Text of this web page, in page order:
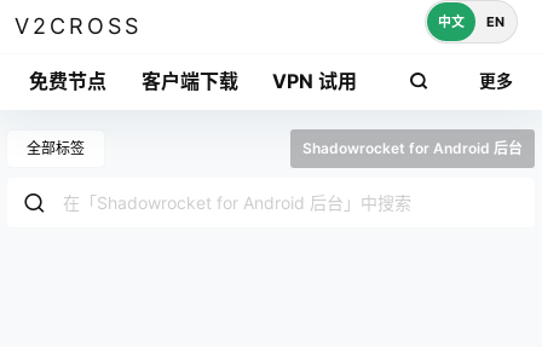
V2CROSS
免费节点 客户端下载 VPN 试用 更多
中文 EN
全部标签 Shadowrocket for Android 后台